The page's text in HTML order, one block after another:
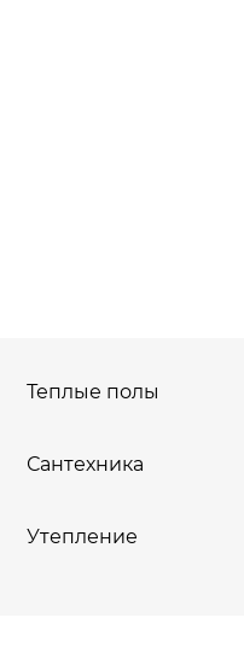
Теплые полы
Сантехника
Утепление